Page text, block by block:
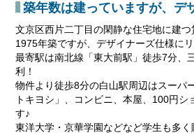
築年数は建っていますが、デ
文京区西片二丁目の閑静な住宅地に建
1975年築ですが、デザイナーズ仕様に
最寄駅は南北線「東大前駅」徒歩7分、
利！
物件より徒歩8分の白山駅周辺はスーパ
トキヨシ」、コンビニ、本屋、100円
す♪
東洋大学・京華学園などなど学生も多